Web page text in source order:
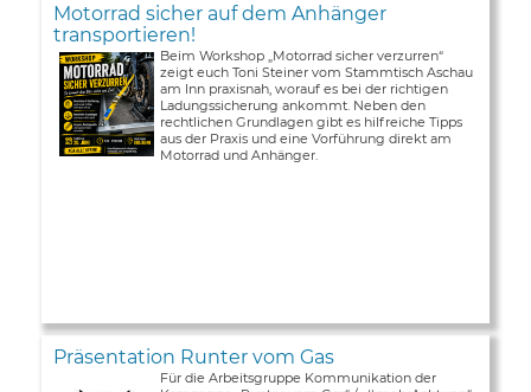
Motorrad sicher auf dem Anhänger
transportieren!
Beim Workshop „Motorrad sicher verzurren“
zeigt euch Toni Steiner vom Stammtisch Aschau
am Inn praxisnah, worauf es bei der richtigen
Ladungssicherung ankommt. Neben den
rechtlichen Grundlagen gibt es hilfreiche Tipps
aus der Praxis und eine Vorführung direkt am
Motorrad und Anhänger.
Präsentation Runter vom Gas
Für die Arbeitsgruppe Kommunikation der